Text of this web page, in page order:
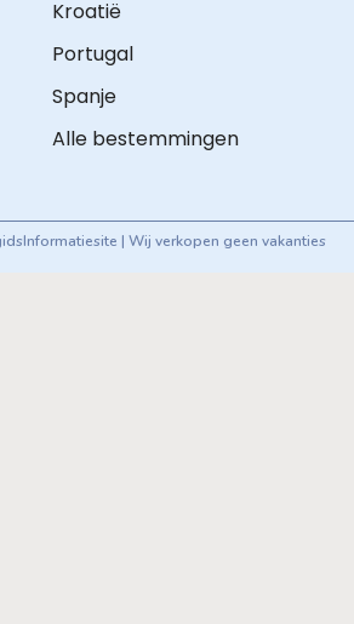
Kroatië
Portugal
Spanje
Alle bestemmingen
Informatiesite | Wij verkopen geen vakanties